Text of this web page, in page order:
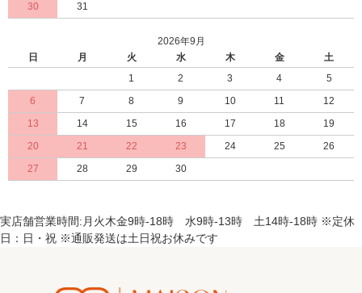
30
31
2026年9月
日
月 火 水 木 金
土
1
2 3 4
5
6
7 8 9 10 11
12
13
14 15 16 17 18
19
20
21 22 23 24 25
26
27
28 29 30
実店舗営業時間:月火木金9時-18時 水9時-13時 土14時-18時 ※定休
日：日・祝 ※通販発送は土日祝お休みです